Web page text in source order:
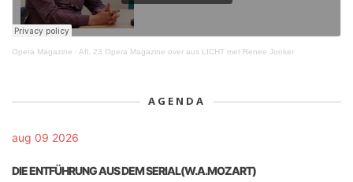
Opera Magazine · Afl. 23 Opera Magazine over aus LICHT met Renee Jonker
AGENDA
aug 09 2026
DIE ENTFÜHRUNG AUS DEM SERIAL(W.A.MOZART)